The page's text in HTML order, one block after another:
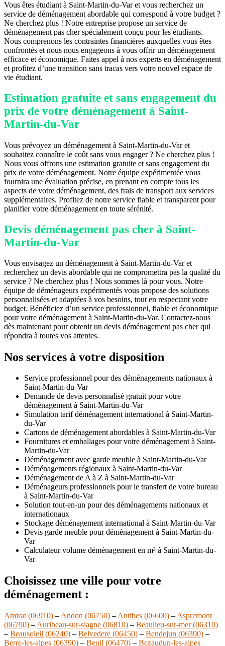
Vous êtes étudiant à Saint-Martin-du-Var et vous recherchez un
service de déménagement abordable qui correspond à votre budget ?
Ne cherchez plus ! Notre entreprise propose un service de
déménagement pas cher spécialement conçu pour les étudiants.
Nous comprenons les contraintes financières auxquelles vous êtes
confrontés et nous nous engageons à vous offrir un déménagement
efficace et économique. Faites appel à nos experts en déménagement
et profitez d’une transition sans tracas vers votre nouvel espace de
vie étudiant.
Estimation gratuite et sans engagement du
prix de votre déménagement à Saint-
Martin-du-Var
Vous prévoyez un déménagement à Saint-Martin-du-Var et
souhaitez connaître le coût sans vous engager ? Ne cherchez plus !
Nous vous offrons une estimation gratuite et sans engagement du
prix de votre déménagement. Notre équipe expérimentée vous
fournira une évaluation précise, en prenant en compte tous les
aspects de votre déménagement, des frais de transport aux services
supplémentaires. Profitez de notre service fiable et transparent pour
planifier votre déménagement en toute sérénité.
Devis déménagement pas cher à Saint-
Martin-du-Var
Vous envisagez un déménagement à Saint-Martin-du-Var et
recherchez un devis abordable qui ne compromettra pas la qualité du
service ? Ne cherchez plus ! Nous sommes là pour vous. Notre
équipe de déménageurs expérimentés vous propose des solutions
personnalisées et adaptées à vos besoins, tout en respectant votre
budget. Bénéficiez d’un service professionnel, fiable et économique
pour votre déménagement à Saint-Martin-du-Var. Contactez-nous
dès maintenant pour obtenir un devis déménagement pas cher qui
répondra à toutes vos attentes.
Nos services à votre disposition
Service professionnel pour des déménagements nationaux à
Saint-Martin-du-Var
Demande de devis personnalisé gratuit pour votre
déménagement à Saint-Martin-du-Var
Simulation tarif déménagement international à Saint-Martin-
du-Var
Cartons de déménagement abordables à Saint-Martin-du-Var
Fournitures et emballages pour votre déménagement à Saint-
Martin-du-Var
Déménagement avec garde meuble à Saint-Martin-du-Var
Déménagements régionaux à Saint-Martin-du-Var
Déménagement de A à Z à Saint-Martin-du-Var
Déménageurs professionnels pour le transfert de votre bureau
à Saint-Martin-du-Var
Solution tout-en-un pour des déménagements nationaux et
internationaux
Stockage déménagement international à Saint-Martin-du-Var
Devis garde meuble pour déménagement à Saint-Martin-du-
Var
Calculateur volume déménagement en m³ à Saint-Martin-du-
Var
Choisissez une ville pour votre
déménagement :
Amirat (06910) – Andon (06750) – Antibes (06600) – Aspremont
(06790) – Auribeau-sur-siagne (06810) – Beaulieu-sur-mer (06310)
– Beausoleil (06240) – Belvedere (06450) – Bendejun (06390) –
Berre-les-alpes (06390) – Beuil (06470) – Bezaudun-les-alpes